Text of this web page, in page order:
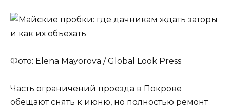
Фото: Elena Mayorova / Global Look Press
Часть ограничений проезда в Покрове
обещают снять к июню, но полностью ремонт